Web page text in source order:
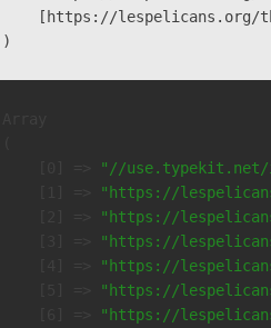
[https://
"//
"https://
"https://
"https://
"https://
"https://
"https://